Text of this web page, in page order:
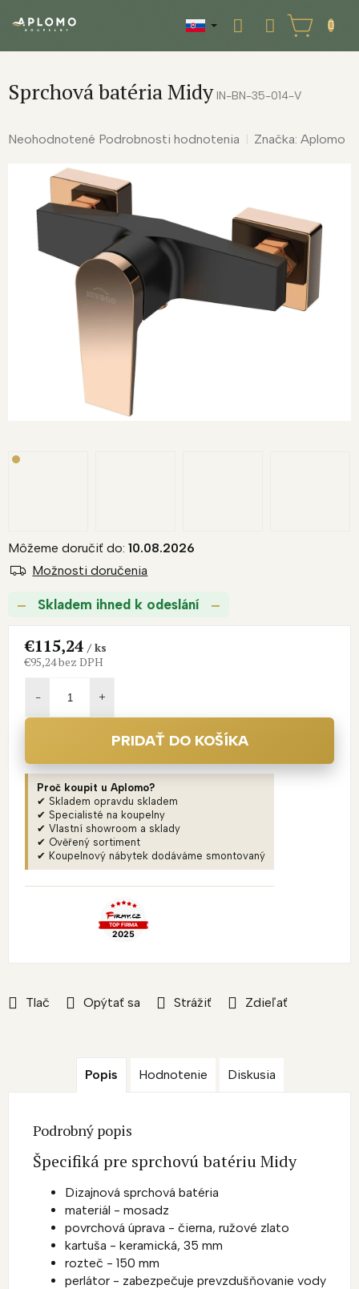
NÁKUPNÝ
KOŠÍK
Sprchová batéria Midy IN-BN-35-014-V
Priemerné
produktu
hviezdičiek.
Neohodnotené Podrobnosti hodnotenia Značka: Aplomo
Skladem ihned k odeslání
Môžeme doručiť do: 10.08.2026
Možnosti doručenia
Tlač Opýtať sa Strážiť Zdieľať
€115,24/ ks
€95,24 bez DPH
PRIDAŤ DO KOŠÍKA
Proč koupit u Aplomo?
✔ Skladem opravdu skladem
✔ Specialisté na koupelny
✔ Vlastní showroom a sklady
✔ Ověřený sortiment
✔ Koupelnový nábytek dodáváme smontovaný
Popis Hodnotenie Diskusia
Podrobný popis
Špecifiká pre sprchovú batériu Midy
Dizajnová sprchová batéria
materiál - mosadz
povrchová úprava - čierna, ružové zlato
kartuša - keramická, 35 mm
rozteč - 150 mm
perlátor - zabezpečuje prevzdušňovanie vody